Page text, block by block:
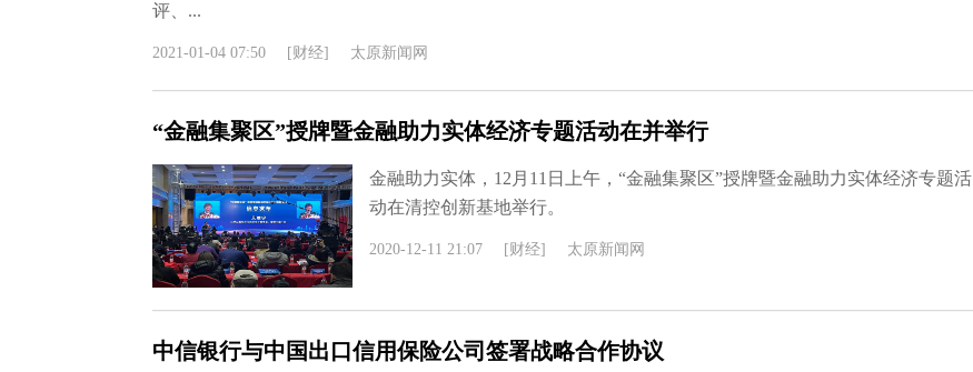
评、...
2021-01-04 07:50 [财经] 太原新闻网
“金融集聚区”授牌暨金融助力实体经济专题活动在并举行
金融助力实体，12月11日上午，“金融集聚区”授牌暨金融助力实体经济专题活
动在清控创新基地举行。
2020-12-11 21:07 [财经] 太原新闻网
中信银行与中国出口信用保险公司签署战略合作协议